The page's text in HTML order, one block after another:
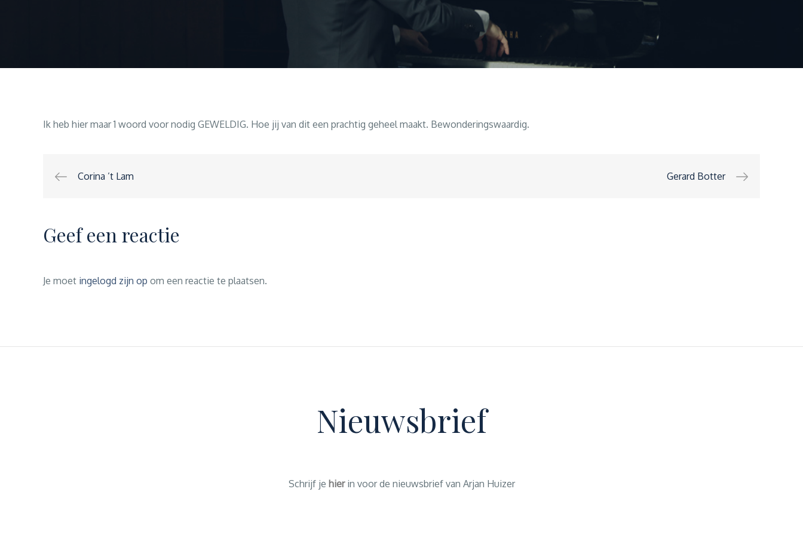
Ik heb hier maar 1 woord voor nodig GEWELDIG. Hoe jij van dit een prachtig geheel maakt. Bewonderingswaardig.
Bericht
Corina ’t Lam Gerard Botter
Geef een reactie
Je moet ingelogd zijn op om een reactie te plaatsen.
Nieuwsbrief
Schrijf je hierin voor de nieuwsbrief van Arjan Huizer